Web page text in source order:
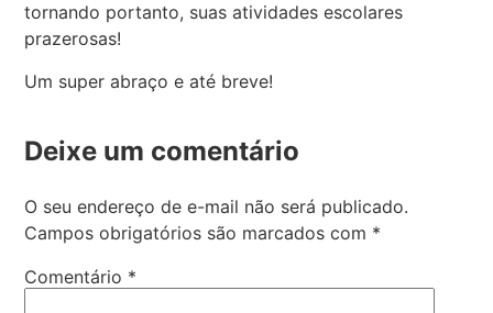
tornando portanto, suas atividades escolares
prazerosas!
Um super abraço e até breve!
Deixe um comentário
O seu endereço de e-mail não será publicado.
Campos obrigatórios são marcados com *
Comentário *